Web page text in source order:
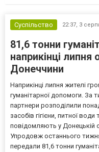
Суспільство 22:37, 3
81,6 тонни
наприкінці
Донеччини
Наприкінці липня жителі
гуманітарної допомоги. За
партнери розподілили
засобів гігієни, питної
повідомляють у Донецькій
Упродовж останнього
передали 81,6 тонни